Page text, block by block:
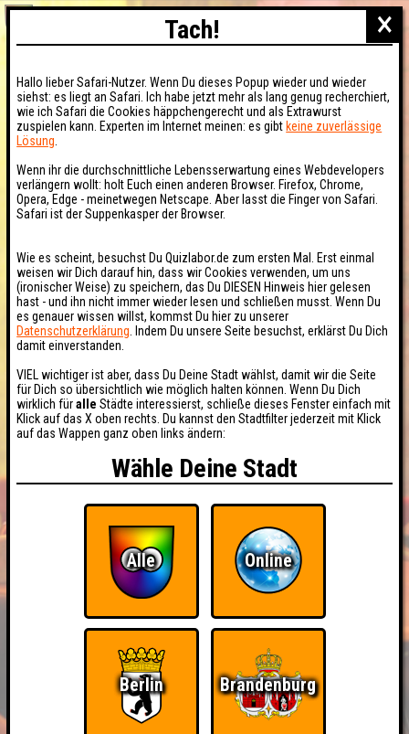
×
Tach!
Hallo lieber Safari-Nutzer. Wenn Du dieses Popup wieder und wieder
siehst: es liegt an Safari. Ich habe jetzt mehr als lang genug recherchiert,
wie ich Safari die Cookies häppchengerecht und als Extrawurst
zuspielen kann. Experten im Internet meinen: es gibt keine zuverlässige
Lösung
Wenn ihr die durchschnittliche Lebensserwartung eines Webdevelopers
verlängern wollt: holt Euch einen anderen Browser. Firefox, Chrome,
Opera, Edge - meinetwegen Netscape. Aber lasst die Finger von Safari.
Safari ist der Suppenkasper der Browser.
Wie es scheint, besuchst Du Quizlabor.de zum ersten Mal. Erst einmal
weisen wir Dich darauf hin, dass wir Cookies verwenden, um uns
(ironischer Weise) zu speichern, das Du DIESEN Hinweis hier gelesen
hast - und ihn nicht immer wieder lesen und schließen musst. Wenn Du
es genauer wissen willst, kommst Du hier zu unserer
Datenschutzerklärung . Indem Du unsere Seite besuchst, erklärst Du Dich
damit einverstanden.
VIEL wichtiger ist aber, dass Du Deine Stadt wählst, damit wir die Seite
für Dich so übersichtlich wie möglich halten können. Wenn Du Dich
wirklich füralle Städte interessierst, schließe dieses Fenster einfach mit
Klick auf das X oben rechts. Du kannst den Stadtfilter jederzeit mit Klick
auf das Wappen ganz oben links ändern:
Wähle Deine Stadt
Alle Online
Berlin Brandenburg